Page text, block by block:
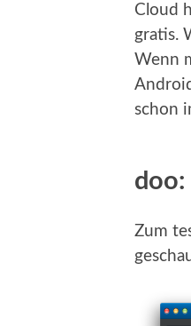
Cloud
gratis.
Wenn
schon
doo:
Zum